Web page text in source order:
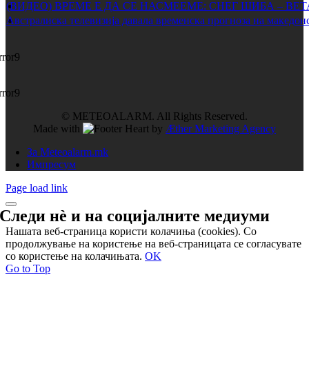
(ВИДЕО) ВРЕМЕ Е ДА СЕ НАСМЕЕМЕ: СНЕГ ШИБА –
Австралиска телевизија давала временска прогноза на
© METEOALARM. All Rights Reserved.
Made with
by Æther Marketing Agency
За Meteoalarm.mk
Импресум
Page load link
Следи нѐ и насоцијалните медиуми
Нашата веб-страница користи колачиња (cookies). Со
продолжување на користење на веб-страницата се согласувате
со користење на колачињата. OK
Go to Top